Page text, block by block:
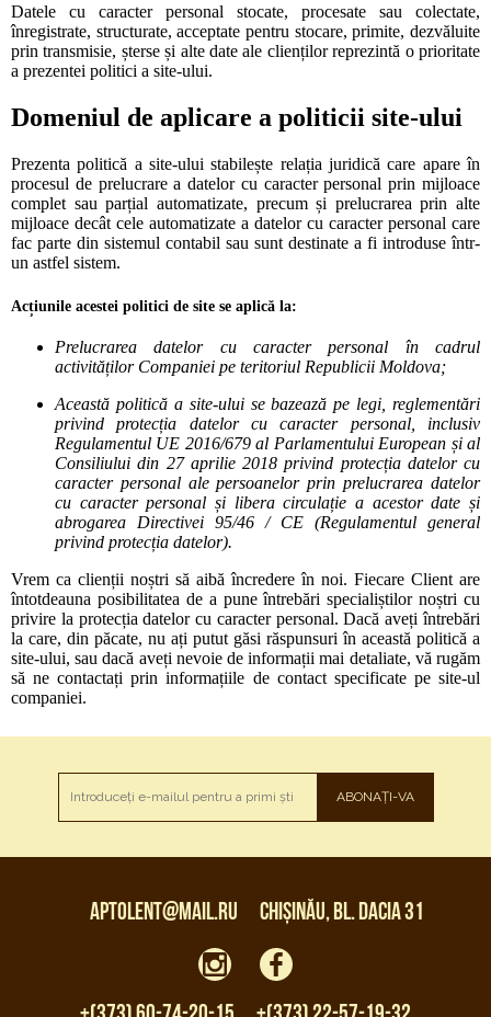
Datele cu caracter personal stocate, procesate sau colectate,
înregistrate, structurate, acceptate pentru stocare, primite, dezvăluite
prin transmisie, șterse și alte date ale clienților reprezintă o prioritate
a prezentei politici a site-ului.
Domeniul de aplicare a politicii site-ului
Prezenta politică a site-ului stabilește relația juridică care apare în
procesul de prelucrare a datelor cu caracter personal prin mijloace
complet sau parțial automatizate, precum și prelucrarea prin alte
mijloace decât cele automatizate a datelor cu caracter personal care
fac parte din sistemul contabil sau sunt destinate a fi introduse într-
un astfel sistem.
Acțiunile acestei politici de site se aplică la:
Prelucrarea datelor cu caracter personal în cadrul
activităților Companiei pe teritoriul Republicii Moldova;
Această politică a site-ului se bazează pe legi, reglementări
privind protecția datelor cu caracter personal, inclusiv
Regulamentul UE 2016/679 al Parlamentului European și al
Consiliului din 27 aprilie 2018 privind protecția datelor cu
caracter personal ale persoanelor prin prelucrarea datelor
cu caracter personal și libera circulație a acestor date și
abrogarea Directivei 95/46 / CE (Regulamentul general
privind protecția datelor).
Vrem ca clienții noștri să aibă încredere în noi. Fiecare Client are
întotdeauna posibilitatea de a pune întrebări specialiștilor noștri cu
privire la protecția datelor cu caracter personal. Dacă aveți întrebări
la care, din păcate, nu ați putut găsi răspunsuri în această politică a
site-ului, sau dacă aveți nevoie de informații mai detaliate, vă rugăm
să ne contactați prin informațiile de contact specificate pe site-ul
companiei.
ABONAȚI-VA
aptolent@mail.ru Chișinău, bl. Dacia 31